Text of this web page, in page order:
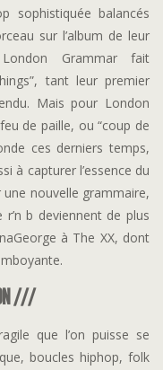
sophistiquée balancés
sur l’album de leur
Grammar fait
tant leur premier
Mais pour London
de paille, ou “coup de
ces derniers temps,
à capturer l’essence du
nouvelle grammaire,
b deviennent de plus
à The XX, dont
///
que l’on puisse se
boucles hiphop, folk